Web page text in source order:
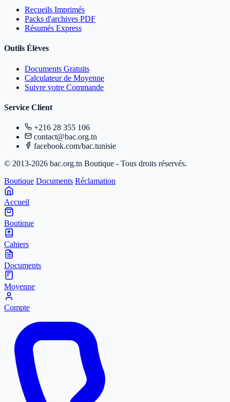
Recueils Imprimés
Packs d'archives PDF
Résumés Express
Outils Élèves
Documents Gratuits
Calculateur de Moyenne
Suivre votre Commande
Service Client
+216 28 355 106
contact@bac.org.tn
facebook.com/bac.tunisie
© 2013-2026 bac.org.tn Boutique - Tous droits réservés.
Boutique Documents Réclamation
Accueil
Boutique
Cahiers
Documents
Moyenne
Compte